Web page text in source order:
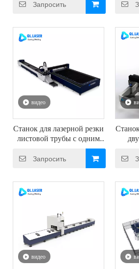
Запросить
видео
Станок для лазерной резки
листовой трубы с одним
Запросить
видео